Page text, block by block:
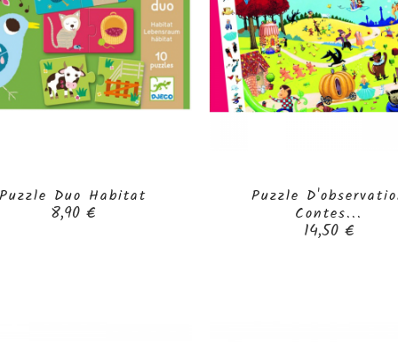
Duo Habitat
Prix
8,90 € 
Puzzle
Contes...
Prix
14,50 €
